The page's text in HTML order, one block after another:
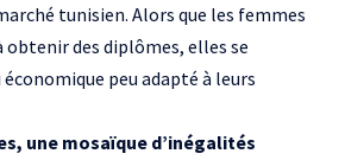
tunisien. Alors que les femmes
obtenir des diplômes, elles se
peu adapté à leurs
une mosaïque d’inégalités